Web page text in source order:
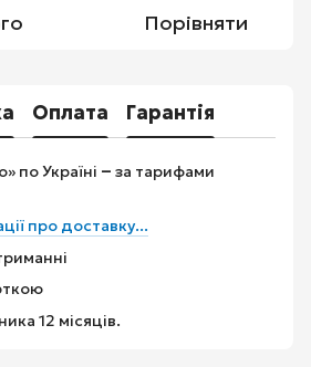
Порівняти
Оплата Гарантія
по Україні – за тарифами
про доставку...
12 місяців.